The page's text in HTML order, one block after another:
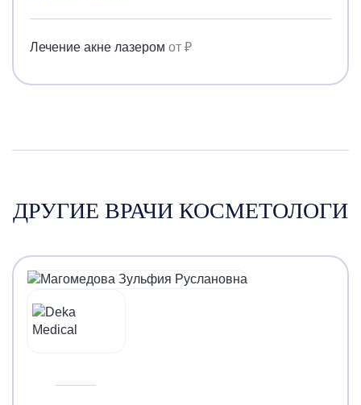
Лечение акне лазером от ₽
ДРУГИЕ ВРАЧИ КОСМЕТОЛОГИ